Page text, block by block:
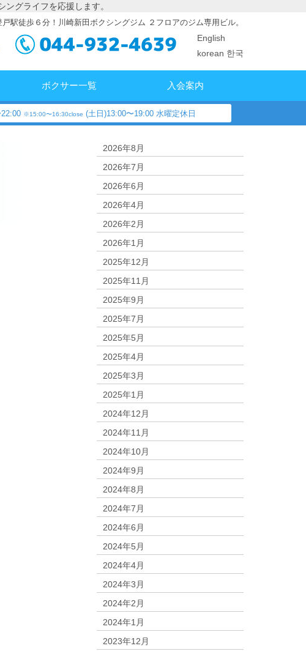
グライフを応援します。
駅徒歩６分！川崎新田ボクシングジム ２フロアのジム専用ビル。
English
korean 한국
ボクサー一覧 入会案内
※15:00〜16:30close (土日)13:00〜19:00 水曜定休日
2026年8月
2026年7月
2026年6月
2026年4月
2026年2月
2026年1月
2025年12月
2025年11月
2025年9月
2025年7月
2025年5月
2025年4月
2025年3月
2025年1月
2024年12月
2024年11月
2024年10月
2024年9月
2024年8月
2024年7月
2024年6月
2024年5月
2024年4月
2024年3月
2024年2月
2024年1月
2023年12月